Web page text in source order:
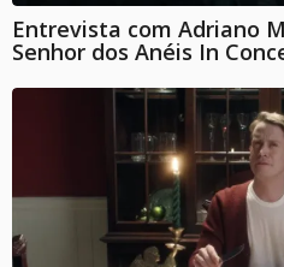
Entrevista com Adriano
Senhor dos Anéis In